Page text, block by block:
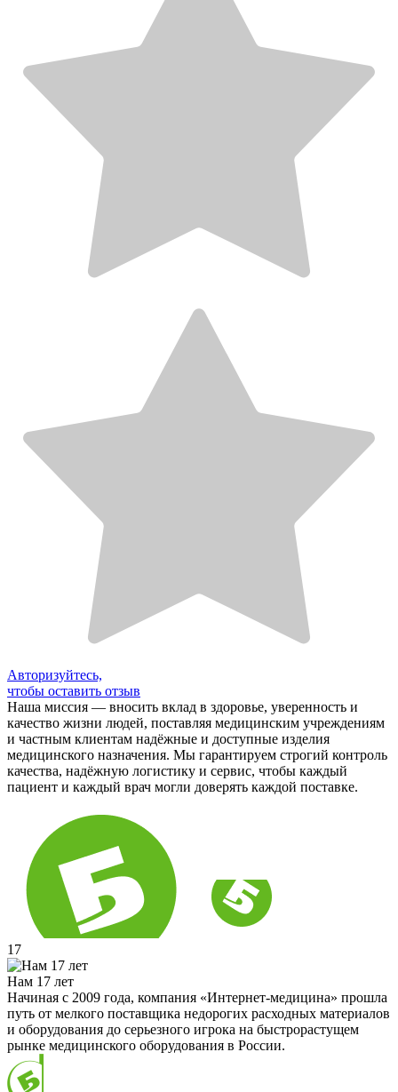
Авторизуйтесь,
чтобы оставить отзыв
Наша миссия — вносить вклад в здоровье, уверенность и
качество жизни людей, поставляя медицинским учреждениям
и частным клиентам надёжные и доступные изделия
медицинского назначения. Мы гарантируем строгий контроль
качества, надёжную логистику и сервис, чтобы каждый
пациент и каждый врач могли доверять каждой поставке.
17
Нам 17 лет
Начиная с 2009 года, компания «Интернет-медицина» прошла
путь от мелкого поставщика недорогих расходных материалов
и оборудования до серьезного игрока на быстрорастущем
рынке медицинского оборудования в России.